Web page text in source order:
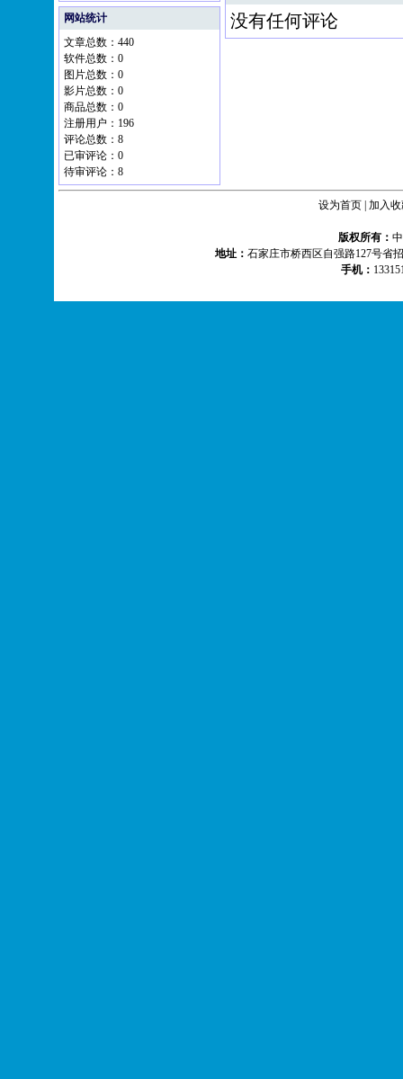
网站统计
文章总数：440
软件总数：0
图片总数：0
影片总数：0
商品总数：0
注册用户：196
评论总数：8
已审评论：0
待审评论：8
没有任何评论
设为首页 加入
版权所有：
地址： 石家庄市桥西区自强路127号
手机：